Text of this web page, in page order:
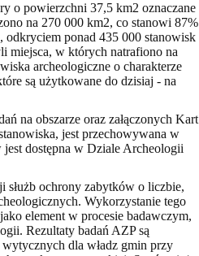
o powierzchni 37,5 km2 oznaczane
na 270 000 km2, co stanowi 87%
odkryciem ponad 435 000 stanowisk
miejsca, w których natrafiono na
archeologiczne o charakterze
są użytkowane do dzisiaj - na
na obszarze oraz załączonych Kart
jest przechowywana w
dostępna w Dziale Archeologii
służb ochrony zabytków o liczbie,
Wykorzystanie tego
element w procesie badawczym,
Rezultaty badań AZP są
dla władz gmin przy